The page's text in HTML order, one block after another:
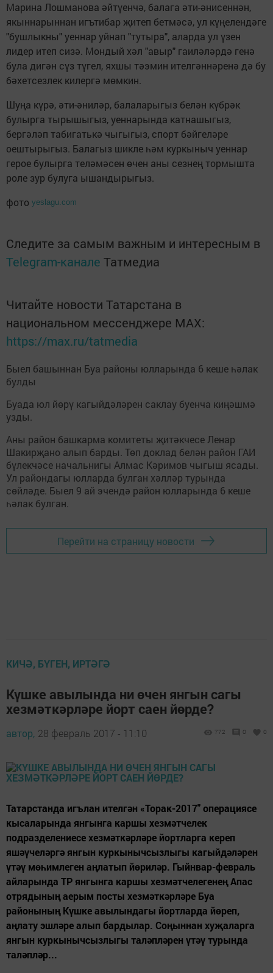
Марина Лошманова әйтүенчә, балага әти-әнисеннән,
якыннарыннан игътибар җитеп бетмәсә, ул күңелендәге
"бушлыкны" уеннар уйнап "тутыра", аларда ул үзен
лидер итеп сизә. Мондый хәл "авыр" гаиләләрдә генә
була дигән сүз түгел, яхшы тәэмин ителгәннәренә дә бу
бәхетсезлек килергә мөмкин.
Шуңа күрә, әти-әниләр, балаларыгыз белән күбрәк
булырга тырышыгыз, уеннарында катнашыгыз,
бергәләп табигатькә чыгыгыз, спорт бәйгеләре
оештырыгыз. Балагыз шикле һәм куркыныч уеннар
герое булырга теләмәсен өчен аны сезнең тормышта
роле зур булуга ышандырыгыз.
фото yeslagu.com
Следите за самым важным и интересным в
Telegram-канале Татмедиа
Читайте новости Татарстана в
национальном мессенджере MАХ:
https://max.ru/tatmedia
Быел башыннан Буа районы юлларында 6 кеше һәлак
булды
Буада юл йөрү кагыйдәләрен саклау буенча киңәшмә
узды.
Аны район башкарма комитеты җитәкчесе Ленар
Шакирҗано алып барды. Төп доклад белән район ГАИ
бүлекчәсе начальнигы Алмас Кәримов чыгыш ясады.
Ул райондагы юлларда булган хәлләр турында
сөйләде. Быел 9 ай эчендә район юлларында 6 кеше
һәлак булган.
Перейти на страницу новости
КИЧӘ, БҮГЕН, ИРТӘГӘ
Күшке авылында ни өчен янгын сагы
хезмәткәрләре йорт саен йөрде?
автор, 28 февраль 2017 - 11:10 772 0 0
Татарстанда игълан ителгән «Торак-2017" операциясе
кысаларында янгынга каршы хезмәтчелек
подразделениесе хезмәткәрләре йортларга кереп
яшәүчеләргә янгын куркынычсызлыгы кагыйдәләрен
үтәү мөһимлеген аңлатып йөриләр. Гыйнвар-февраль
айларында ТР янгынга каршы хезмәтчелегенең Апас
отрядының аерым посты хезмәткәрләре Буа
районының Күшке авылындагы йортларда йөреп,
аңлату эшләре алып бардылар. Соңыннан хуҗаларга
янгын куркынычсызлыгы таләпләрен үтәү турында
таләпләр...